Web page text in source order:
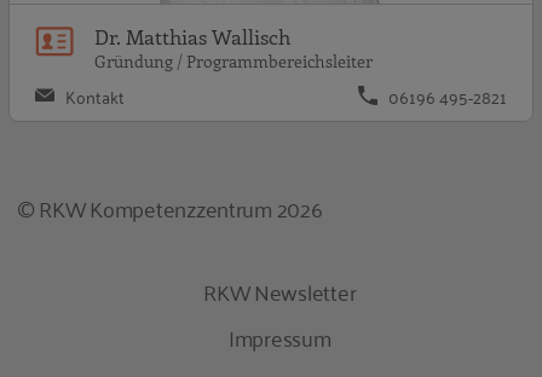
Dr. Matthias Wallisch
Gründung / Programmbereichsleiter
Kontakt 06196 495-2821
© RKW Kompetenzzentrum 2026
RKW Newsletter
Impressum